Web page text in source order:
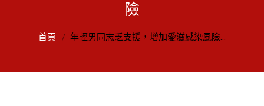
險
首頁 年輕男同志乏支援，增加愛滋感染風險...